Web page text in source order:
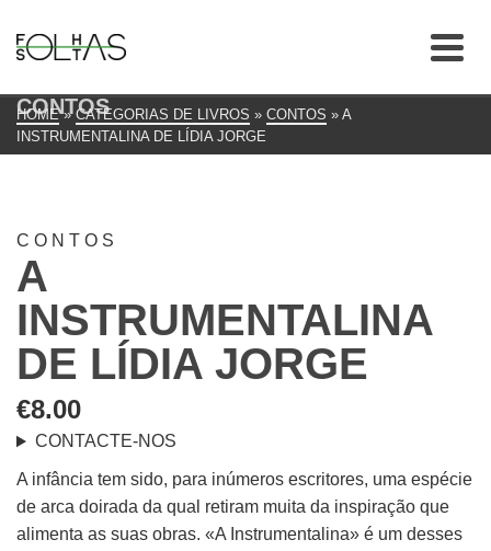
CONTOS
HOME » CATEGORIAS DE LIVROS » CONTOS » A
INSTRUMENTALINA DE LÍDIA JORGE
CONTOS
A
INSTRUMENTALINA
DE LÍDIA JORGE
€8.00
CONTACTE-NOS
A infância tem sido, para inúmeros escritores, uma espécie
de arca doirada da qual retiram muita da inspiração que
alimenta as suas obras. «A Instrumentalina» é um desses